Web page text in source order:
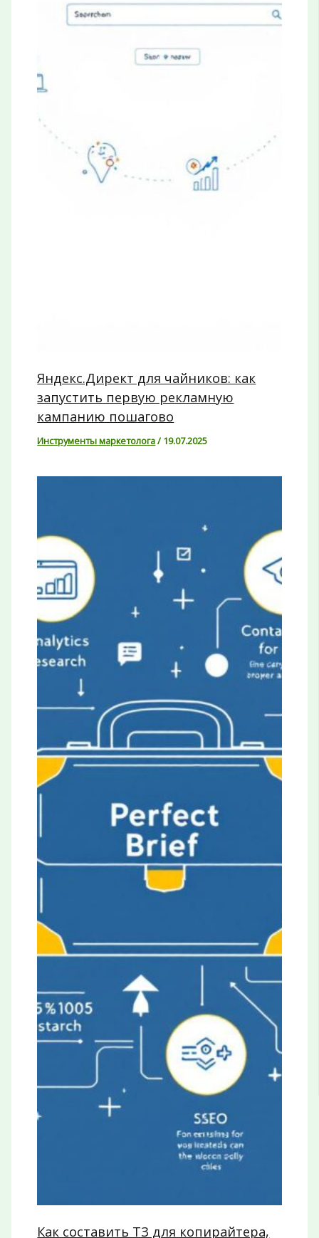
Яндекс.Директ для чайников: как
запустить первую рекламную
кампанию пошагово
Инструменты маркетолога/ 19.07.2025
Как составить ТЗ для копирайтера,